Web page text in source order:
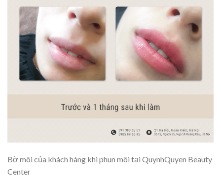
Bờ môi của khách hàng khi phun môi tại QuynhQuyen Beauty
Center